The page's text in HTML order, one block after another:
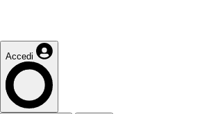
Accedi